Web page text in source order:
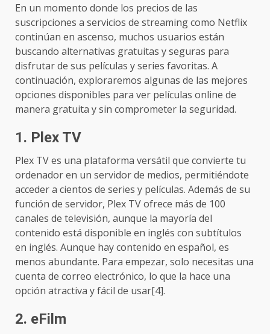
En un momento donde los precios de las
suscripciones a servicios de streaming como Netflix
continúan en ascenso, muchos usuarios están
buscando alternativas gratuitas y seguras para
disfrutar de sus películas y series favoritas. A
continuación, exploraremos algunas de las mejores
opciones disponibles para ver películas online de
manera gratuita y sin comprometer la seguridad.
1. Plex TV
Plex TV es una plataforma versátil que convierte tu
ordenador en un servidor de medios, permitiéndote
acceder a cientos de series y películas. Además de su
función de servidor, Plex TV ofrece más de 100
canales de televisión, aunque la mayoría del
contenido está disponible en inglés con subtítulos
en inglés. Aunque hay contenido en español, es
menos abundante. Para empezar, solo necesitas una
cuenta de correo electrónico, lo que la hace una
opción atractiva y fácil de usar[4].
2. eFilm